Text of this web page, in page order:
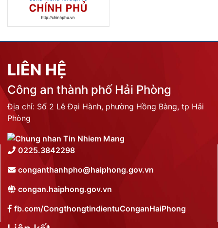
LIÊN HỆ
Công an thành phố Hải Phòng
Địa chỉ: Số 2 Lê Đại Hành, phường Hồng Bàng, tp Hải
Phòng
0225.3842298
conganthanhpho@haiphong.gov.vn
congan.haiphong.gov.vn
fb.com/CongthongtindientuConganHaiPhong